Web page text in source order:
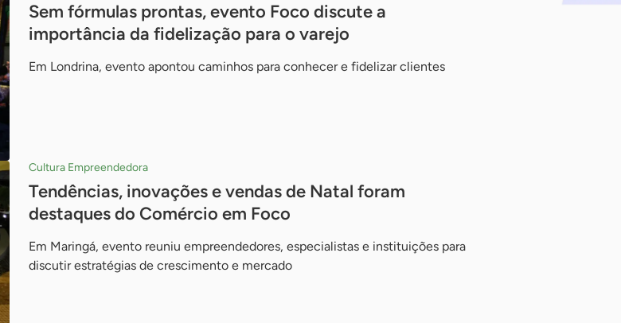
Sem fórmulas prontas, evento Foco discute a
importância da fidelização para o varejo
Em Londrina, evento apontou caminhos para conhecer e fidelizar clientes
Cultura Empreendedora
Tendências, inovações e vendas de Natal foram
destaques do Comércio em Foco
Em Maringá, evento reuniu empreendedores, especialistas e instituições para
discutir estratégias de crescimento e mercado